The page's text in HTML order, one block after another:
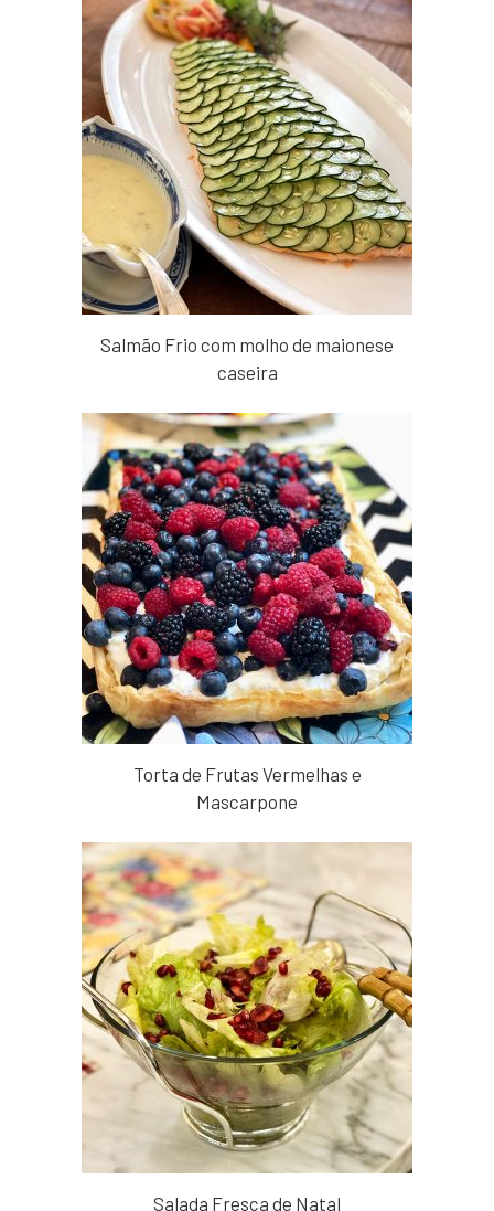
Salmão Frio com molho de maionese
caseira
Torta de Frutas Vermelhas e
Mascarpone
Salada Fresca de Natal